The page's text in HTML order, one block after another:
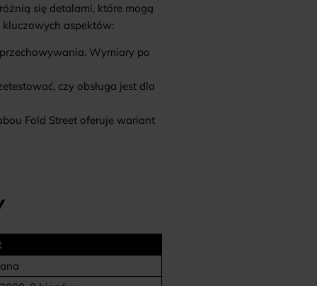
się detalami, które mogą
aspektów:
Wymiary po
czy obsługa jest dla
Fold Street oferuje wariant